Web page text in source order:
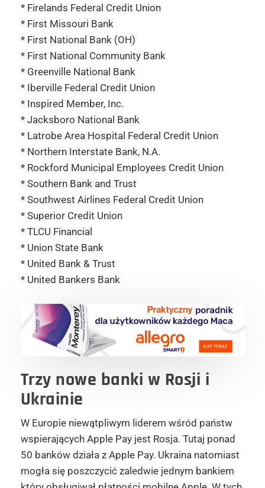
* Firelands Federal Credit Union
* First Missouri Bank
* First National Bank (OH)
* First National Community Bank
* Greenville National Bank
* Iberville Federal Credit Union
* Inspired Member, Inc.
* Jacksboro National Bank
* Latrobe Area Hospital Federal Credit Union
* Northern Interstate Bank, N.A.
* Rockford Municipal Employees Credit Union
* Southern Bank and Trust
* Southwest Airlines Federal Credit Union
* Superior Credit Union
* TLCU Financial
* Union State Bank
* United Bank & Trust
* United Bankers Bank
Trzy nowe banki w Rosji i
Ukrainie
W Europie niewątpliwym liderem wśród państw
wspierających Apple Pay jest Rosja. Tutaj ponad
50 banków działa z Apple Pay. Ukraina natomiast
mogła się poszczycić zaledwie jednym bankiem